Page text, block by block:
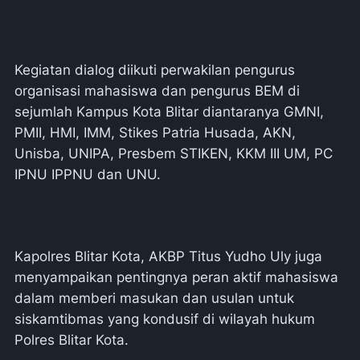
Kegiatan dialog diikuti perwakilan pengurus
organisasi mahasiswa dan pengurus BEM di
sejumlah Kampus Kota Blitar diantaranya GMNI,
PMII, HMI, IMM, Stikes Patria Husada, AKN,
Unisba, UNIPA, Presbem STIKEN, KKM III UM, PC
IPNU IPPNU dan UNU.
Kapolres Blitar Kota, AKBP Titus Yudho Uly juga
menyampaikan pentingnya peran aktif mahasiswa
dalam memberi masukan dan usulan untuk
siskamtibmas yang kondusif di wilayah hukum
Polres Blitar Kota.